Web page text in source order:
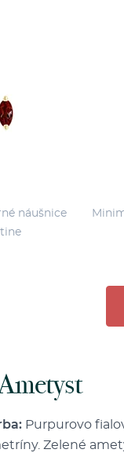
náušnice
Purpurovo
Zelené